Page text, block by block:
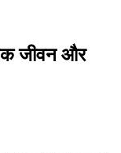
जीवन और